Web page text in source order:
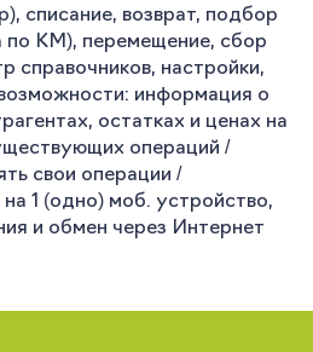
списание, возврат, подбор
по КМ), перемещение, сбор
справочников, настройки,
информация о
остатках и ценах на
операций /
свои операции /
1 (одно) моб. устройство,
и обмен через Интернет